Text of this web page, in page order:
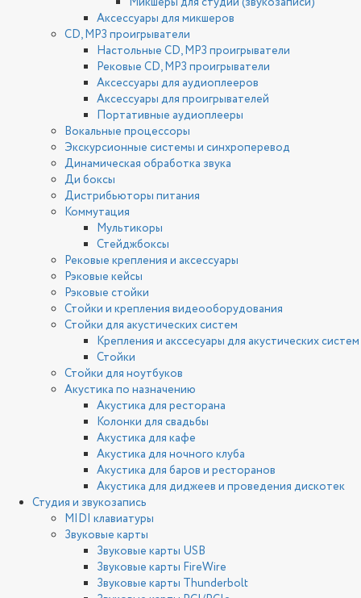
Аксессуары для микшеров
CD, MP3 проигрыватели
Настольные CD, MP3 проигрыватели
Рековые CD, MP3 проигрыватели
Аксессуары для аудиоплееров
Аксессуары для проигрывателей
Портативные аудиоплееры
Вокальные процессоры
Экскурсионные системы и синхроперевод
Динамическая обработка звука
Ди боксы
Дистрибьюторы питания
Коммутация
Мультикоры
Стейджбоксы
Рековые крепления и аксессуары
Рэковые кейсы
Рэковые стойки
Стойки и крепления видеооборудования
Стойки для акустических систем
Крепления и акссесуары для акустических систем
Стойки
Стойки для ноутбуков
Акустика по назначению
Акустика для ресторана
Колонки для свадьбы
Акустика для кафе
Акустика для ночного клуба
Акустика для баров и ресторанов
Акустика для диджеев и проведения дискотек
Студия и звукозапись
MIDI клавиатуры
Звуковые карты
Звуковые карты USB
Звуковые карты FireWire
Звуковые карты Thunderbolt